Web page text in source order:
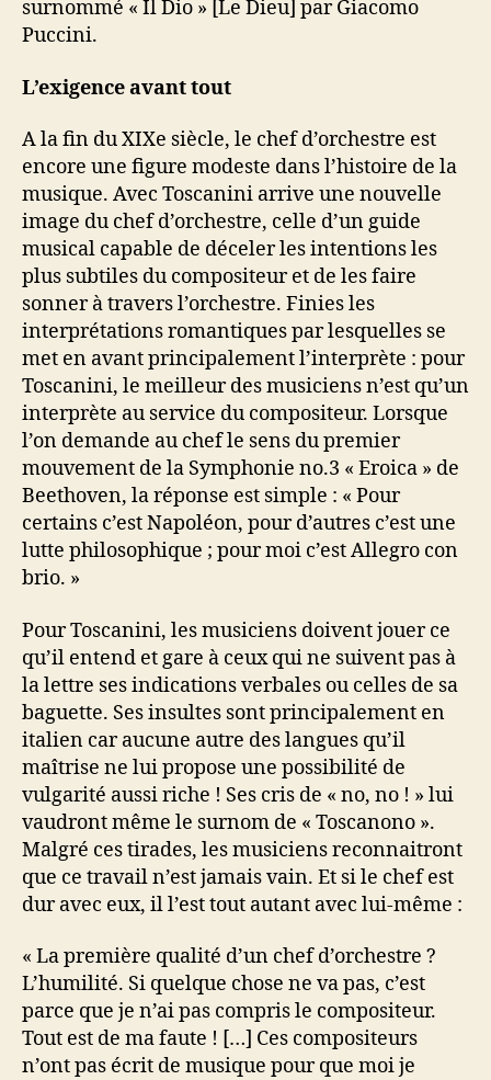
surnommé « Il Dio » [Le Dieu] par Giacomo
Puccini.
L’exigence avant tout
A la fin du XIXe siècle, le chef d’orchestre est
encore une figure modeste dans l’histoire de la
musique. Avec Toscanini arrive une nouvelle
image du chef d’orchestre, celle d’un guide
musical capable de déceler les intentions les
plus subtiles du compositeur et de les faire
sonner à travers l’orchestre. Finies les
interprétations romantiques par lesquelles se
met en avant principalement l’interprète : pour
Toscanini, le meilleur des musiciens n’est qu’un
interprète au service du compositeur. Lorsque
l’on demande au chef le sens du premier
mouvement de la Symphonie no.3 « Eroica » de
Beethoven, la réponse est simple : « Pour
certains c’est Napoléon, pour d’autres c’est une
lutte philosophique ; pour moi c’est Allegro con
brio. »
Pour Toscanini, les musiciens doivent jouer ce
qu’il entend et gare à ceux qui ne suivent pas à
la lettre ses indications verbales ou celles de sa
baguette. Ses insultes sont principalement en
italien car aucune autre des langues qu’il
maîtrise ne lui propose une possibilité de
vulgarité aussi riche ! Ses cris de « no, no ! » lui
vaudront même le surnom de « Toscanono ».
Malgré ces tirades, les musiciens reconnaitront
que ce travail n’est jamais vain. Et si le chef est
dur avec eux, il l’est tout autant avec lui-même :
« La première qualité d’un chef d’orchestre ?
L’humilité. Si quelque chose ne va pas, c’est
parce que je n’ai pas compris le compositeur.
Tout est de ma faute ! […] Ces compositeurs
n’ont pas écrit de musique pour que moi je